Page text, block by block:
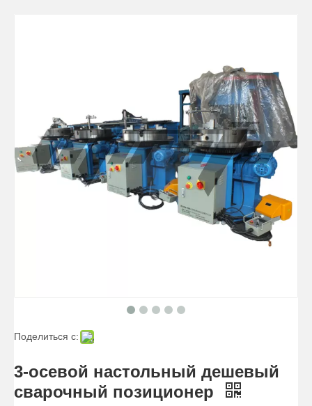
3-осевой настольный прецизионный сварочный позиционер 400-фунтовый настольный сварочный позиционер
Поделиться с:
3-осевой настольный дешевый
сварочный позиционер